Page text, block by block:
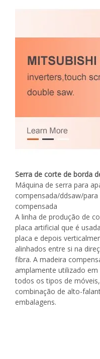
Serra de corte de borda
Máquina de serra para
compensada/ddsaw/
compensada
A linha de produção de
placa artificial que é
placa e depois
alinhados entre si na
fibra. A madeira
amplamente utilizado em
todos os tipos de
combinação de alto-
embalagens.